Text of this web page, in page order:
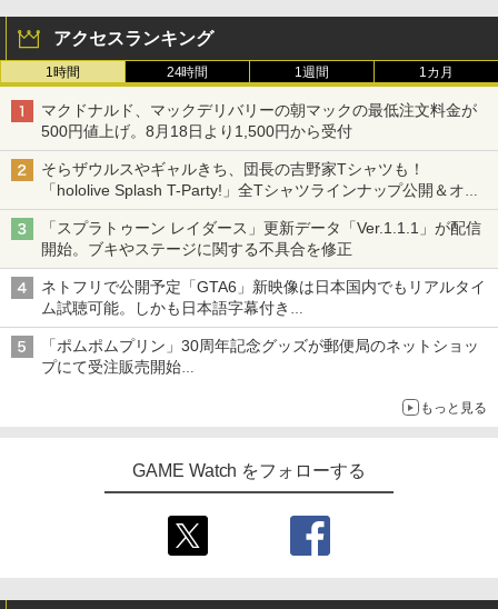
3
劇場版「鬼滅の刃」無限城編 第一章 猗
窩座再来 通常版 [DVD]
￥3,523
4
劇場版「鬼滅の刃」無限城編 第一章 猗
窩座再来 完全生産限定版 [Blu-ray]
￥8,698
【Amazon.co.jp限定】劇場版モノノ怪
第三章 蛇神 (オリジナル特典:オリジナル
しイラストボード付) [DVD]
￥8,800
￥6,810
3
【特典】ドラゴンクエストI＆II Switch
2版(40周年スライムアクリルチャーム)
￥6,986
4
【SALE・大幅値下げ・新品・未開封
品】ホグワーツ・レガシー Switch 2
【ポスト投函】※セール品のため、返品
及び製品保証の対象外となります。
￥7,000
任天堂 【Switch2】ゼルダの伝説 ブレス
ンセツ ブレス オブ ザ ワイルド]
￥7,710
カラフル 装着したまま充電可能 猫耳デ
ザイン 可愛い かわいい
￥900
3 REANIMAL（リアニマル） PS5版
￥3,076
【PS4】メタファー：リファンタジオ - P
S4 4984995907550
￥3,300
【PS5】UNDER NIGHT IN-BIRTH II Sy
s:Celes Limited Box【同梱物】DLC
Book & Soundtrack & アナウンスキャ
ラクター 24キャラクターセットDLC - P
【中古】ポケットモンスター バイオレッ
ト -Switch
￥3,228
任天堂 『とびだせ どうぶつの森 amiibo
+』amiiboカード【サンリオキャラクタ
ーズコラボ】 [NVL-E-ME2B アミーボカ
ード サンリオコラボ]
￥330
Switch2 ケース レザーケース スイッチ2
ポーチ ストラップ付属 オシャレ ソフト
収納 ガジェットケース クリスマス ギフ
ト プレゼント 送料無料
￥3,480
3
【送料無料】劇場版「鬼滅の刃」無限城
y】/アニメーション[Blu-ray]【返品種別
A】
￥4,400
鬼滅の宴 -遊郭編ー【完全生産限定版】
【Blu-ray】 [ 花江夏樹 ]
￥6,160
【通常版 Blu-ray/DVD】【場面写クリア
カード3枚セット（竈門炭治郎、冨岡義
￥7,450
アクセスランキング
1時間 24時間 1週間 1カ月
マクドナルド、マックデリバリーの朝マックの最低注文料金が
500円値上げ。8月18日より1,500円から受付
そらザウルスやギャルきち、団長の吉野家Tシャツも！
「hololive Splash T-Party!」全Tシャツラインナップ公開＆オン
ライン販売開始
「スプラトゥーン レイダース」更新データ「Ver.1.1.1」が配信
開始。ブキやステージに関する不具合を修正
ネトフリで公開予定「GTA6」新映像は日本国内でもリアルタイ
ム試聴可能。しかも日本語字幕付き
Netflixから公式回答あり
「ポムポムプリン」30周年記念グッズが郵便局のネットショッ
プにて受注販売開始
もっと見る
GAME Watch をフォローする